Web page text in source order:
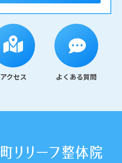
アクセス よくある質問